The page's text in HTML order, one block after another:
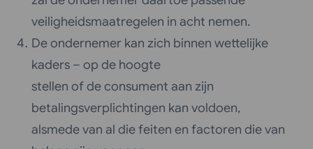
veiligheidsmaatregelen in acht nemen.
De ondernemer kan zich binnen wettelijke
kaders – op de hoogte
stellen of de consument aan zijn
betalingsverplichtingen kan voldoen,
alsmede van al die feiten en factoren die van